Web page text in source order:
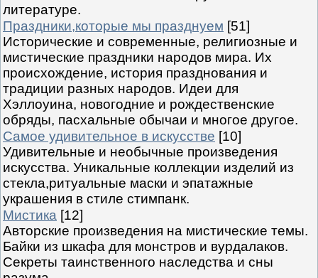
литературе.
Праздники,которые мы празднуем [51]
Исторические и современные, религиозные и
мистические праздники народов мира. Их
происхождение, история празднования и
традиции разных народов. Идеи для
Хэллоуина, новогодние и рождественские
обряды, пасхальные обычаи и многое другое.
Самое удивительное в искусстве [10]
Удивительные и необычные произведения
искусства. Уникальные коллекции изделий из
стекла,ритуальные маски и эпатажные
украшения в стиле стимпанк.
Мистика [12]
Авторские произведения на мистические темы.
Байки из шкафа для монстров и вурдалаков.
Секреты таинственного наследства и сны